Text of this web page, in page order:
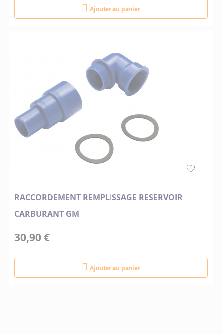
Ajouter au panier
RACCORDEMENT REMPLISSAGE RESERVOIR
CARBURANT GM
30,90 €
Ajouter au panier